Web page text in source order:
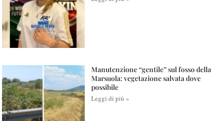
Manutenzione “gentile” sul fosso della
Marsuola: vegetazione salvata dove
possibile
Leggi di più »